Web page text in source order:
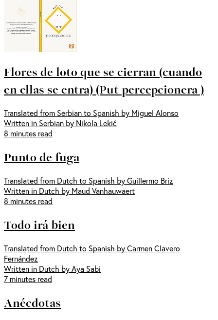
Flores de loto que se cierran (cuando
en ellas se entra) (Put percepcionera )
Translated from Serbian to Spanish by Miguel Alonso
Written in Serbian by Nikola Lekić
8 minutes read
Punto de fuga
Translated from Dutch to Spanish by Guillermo Briz
Written in Dutch by Maud Vanhauwaert
8 minutes read
Todo irá bien
Translated from Dutch to Spanish by Carmen Clavero
Fernández
Written in Dutch by Aya Sabi
7 minutes read
Anécdotas